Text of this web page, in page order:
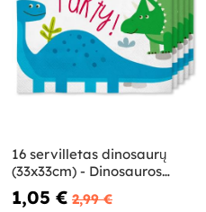
16 servilletas dinosaurų
(33x33cm) - Dinosauros
šventė
1,05 € 2,99 €